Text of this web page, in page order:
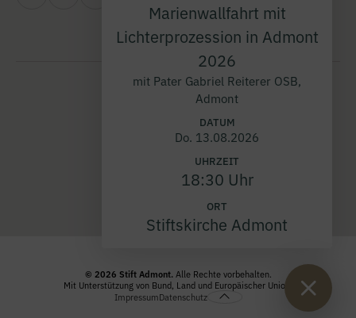
© 2026 Stift Admont. Alle Rechte vorbehalten.
Mit Unterstützung von Bund, Land und Europäischer Union.
ImpressumDatenschutz
Marienwallfahrt mit
Lichterprozession in Admont
2026
mit Pater Gabriel Reiterer OSB,
Admont
DATUM
Do. 13.08.2026
UHRZEIT
18:30 Uhr
ORT
Stiftskirche Admont